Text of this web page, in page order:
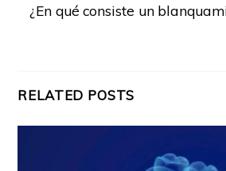
¿En qué consiste un
RELATED POSTS